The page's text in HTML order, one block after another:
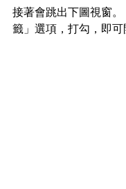
接著會跳出下圖視窗
籤」選項，打勾，即可